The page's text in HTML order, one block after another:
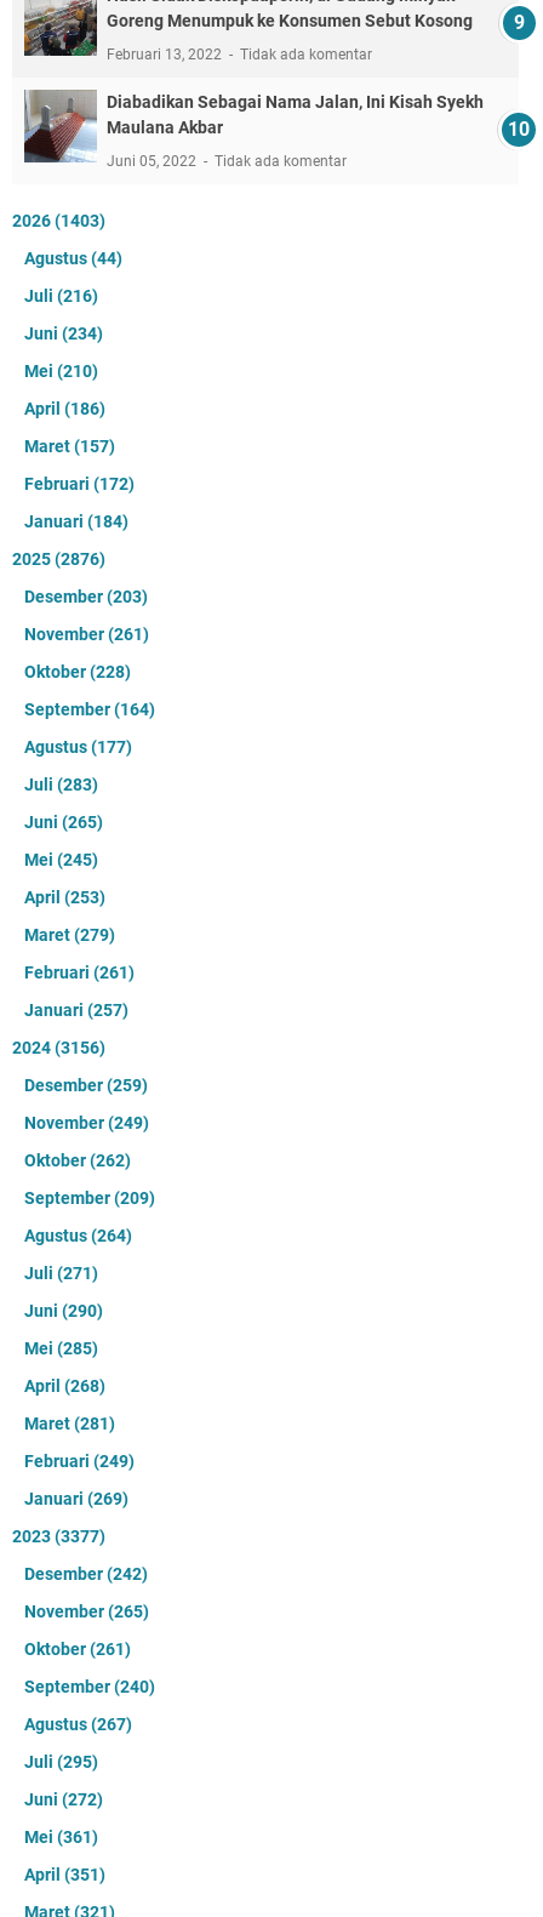
Goreng Menumpuk ke Konsumen Sebut Kosong
Februari 13, 2022 Tidak ada komentar
Diabadikan Sebagai Nama Jalan, Ini Kisah Syekh
Maulana Akbar
Juni 05, 2022 Tidak ada komentar
2026(1403)
Agustus(44)
Juli (216)
Juni (234)
Mei (210)
April (186)
Maret(157)
Februari (172)
Januari (184)
2025(2876)
Desember(203)
November(261)
Oktober(228)
September(164)
Agustus(177)
Juli (283)
Juni (265)
Mei (245)
April (253)
Maret(279)
Februari (261)
Januari (257)
2024(3156)
Desember(259)
November(249)
Oktober(262)
September(209)
Agustus(264)
Juli (271)
Juni (290)
Mei (285)
April (268)
Maret(281)
Februari (249)
Januari (269)
2023(3377)
Desember(242)
November(265)
Oktober(261)
September(240)
Agustus(267)
Juli (295)
Juni (272)
Mei (361)
April (351)
Maret(321)